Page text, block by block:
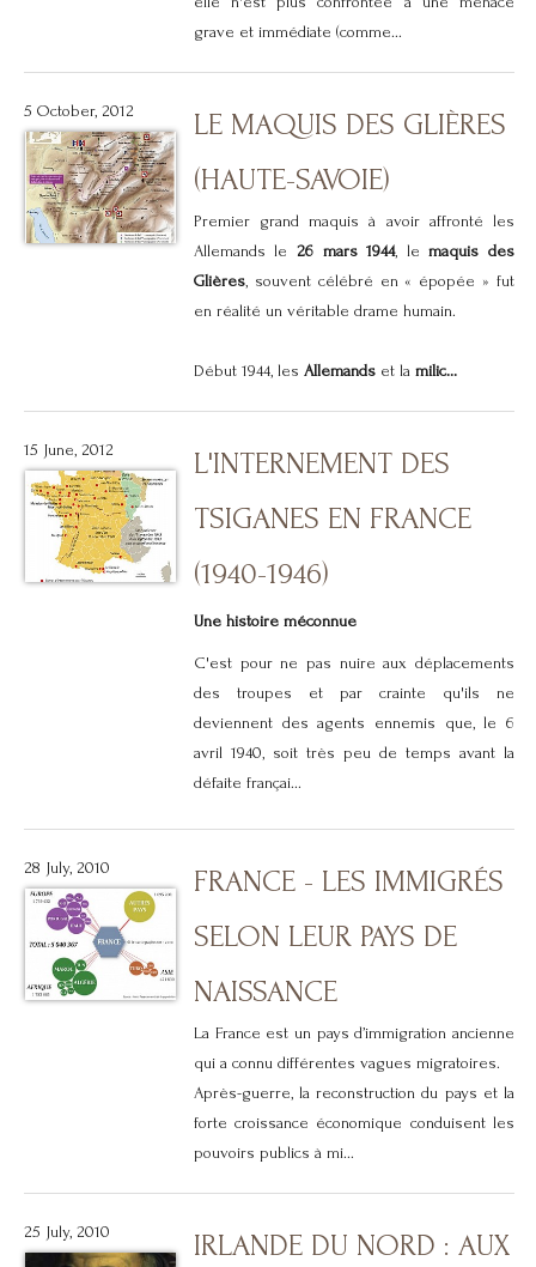
grave et immédiate (comme...
5 October, 2012
LE MAQUIS DES GLIÈRES
(HAUTE-SAVOIE)
Premier grand maquis à avoir affronté les
Allemands le26 mars 1944, lemaquis des
Glières, souvent célébré en « épopée » fut
en réalité un véritable drame humain.
Début 1944, les Allemandset la milic...
15 June, 2012
L'INTERNEMENT DES
TSIGANES EN FRANCE
(1940-1946)
Une histoire méconnue
C'est pour ne pas nuire aux déplacements
des troupes et par crainte qu'ils ne
deviennent des agents ennemis que, le 6
avril 1940, soit très peu de temps avant la
défaite françai...
28 July, 2010
FRANCE - LES IMMIGRÉS
SELON LEUR PAYS DE
NAISSANCE
La France est un pays d’immigration ancienne
qui a connu différentes vagues migratoires.
Après-guerre, la reconstruction du pays et la
forte croissance économique conduisent les
pouvoirs publics à mi...
25 July, 2010
IRLANDE DU NORD : AUX